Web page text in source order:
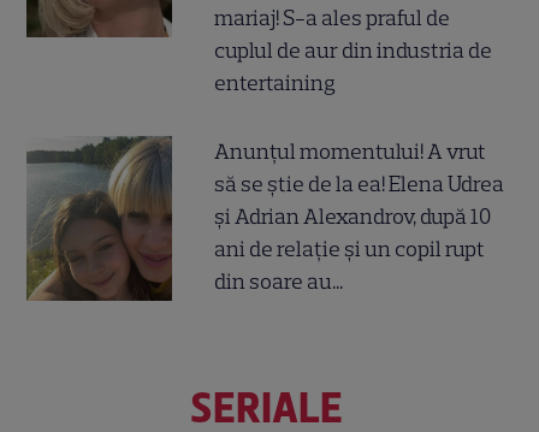
mariaj! S-a ales praful de
cuplul de aur din industria de
entertaining
Anunțul momentului! A vrut
să se știe de la ea! Elena Udrea
și Adrian Alexandrov, după 10
ani de relație și un copil rupt
din soare au...
SERIALE